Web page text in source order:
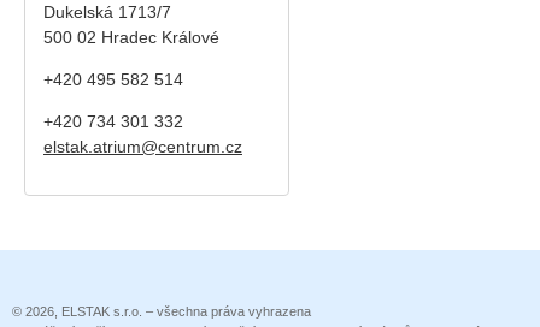
Dukelská 1713/7
500 02 Hradec Králové
+420 495 582 514
+420 734 301 332
elstak.atrium@centrum.cz
© 2026, ELSTAK s.r.o. – všechna práva vyhrazena